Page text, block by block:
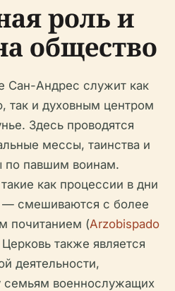
роль и
общество
Сан-Андрес служит как
так и духовным центром
Здесь проводятся
мессы, таинства и
по павшим воинам.
как процессии в дни
— смешиваются с более
почитанием (Arzobispado
также является
деятельности,
семьям военнослужащих